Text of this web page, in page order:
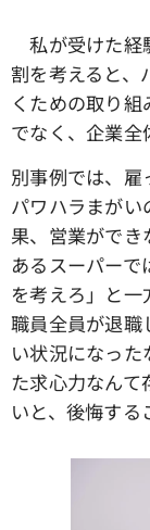
私が受けた経
割を考えると、
くための取り
でなく、企業全
別事例では、
パワハラまがい
果、営業ができ
あるスーパー
を考えろ」と
職員全員が退職
い状況になっ
た求心力なんて
いと、後悔する